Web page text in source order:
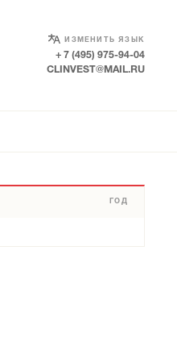
ИЗМЕНИТЬ ЯЗЫК
SELECT LANGUAGE
+ 7 (495) 975-94-04
CLINVEST@MAIL.RU
ГОД